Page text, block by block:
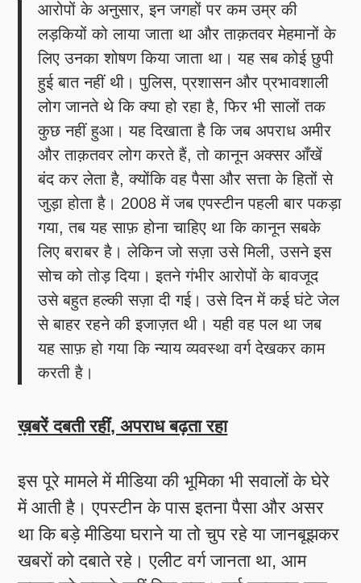
आरोपों के अनुसार, इन जगहों पर कम उम्र की
लड़कियों को लाया जाता था और ताक़तवर मेहमानों के
लिए उनका शोषण किया जाता था। यह सब कोई छुपी
हुई बात नहीं थी। पुलिस, प्रशासन और प्रभावशाली
लोग जानते थे कि क्या हो रहा है, फिर भी सालों तक
कुछ नहीं हुआ। यह दिखाता है कि जब अपराध अमीर
और ताक़तवर लोग करते हैं, तो कानून अक्सर आँखें
बंद कर लेता है, क्योंकि वह पैसा और सत्ता के हितों से
जुड़ा होता है। 2008 में जब एपस्टीन पहली बार पकड़ा
गया, तब यह साफ़ होना चाहिए था कि कानून सबके
लिए बराबर है। लेकिन जो सज़ा उसे मिली, उसने इस
सोच को तोड़ दिया। इतने गंभीर आरोपों के बावजूद
उसे बहुत हल्की सज़ा दी गई। उसे दिन में कई घंटे जेल
से बाहर रहने की इजाज़त थी। यही वह पल था जब
यह साफ़ हो गया कि न्याय व्यवस्था वर्ग देखकर काम
करती है।
ख़बरें दबती रहीं, अपराध बढ़ता रहा
इस पूरे मामले में मीडिया की भूमिका भी सवालों के घेरे
में आती है। एपस्टीन के पास इतना पैसा और असर
था कि बड़े मीडिया घराने या तो चुप रहे या जानबूझकर
खबरों को दबाते रहे। एलीट वर्ग जानता था, आम